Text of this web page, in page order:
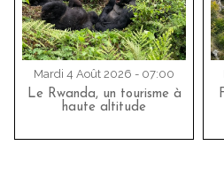
Mardi 4 Août 2026 - 07:00
Le Rwanda, un tourisme à
haute altitude